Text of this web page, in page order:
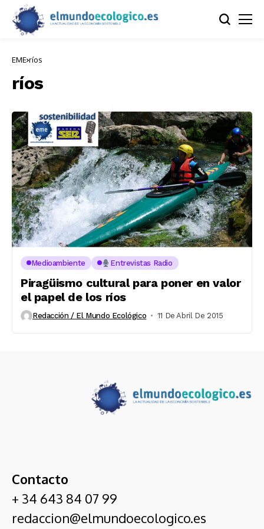
EME ríos
ríos
Medioambiente Entrevistas Radio
Piragüismo cultural para poner en valor
el papel de los ríos
Redacción / El Mundo Ecológico 11 De Abril De 2015
Contacto
+ 34 643 84 07 99
redaccion@elmundoecologico.es